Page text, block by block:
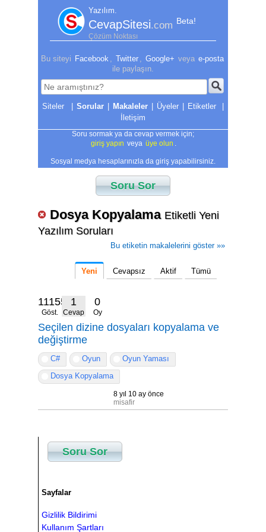
Yazılım.
CevapSitesi.com Beta!
Çözüm Noktası
Bu siteyi Facebook Twitter Google+ veya e-posta
ile paylaşın.
| Sorular | Makaleler | Üyeler | Etiketler
|
İletişim
Soru sormak ya da cevap vermek için;
giriş yapın veya üye olun
Sosyal medya hesaplarınızla da giriş yapabilirsiniz.
Soru Sor
Dosya Kopyalama Etiketli Yeni
Yazılım Soruları
Bu etiketin makalelerini göster »»
Yeni Cevapsız Aktif Tümü
11155
Göst.
1
Cevap
0
Oy
Seçilen dizine dosyaları kopyalama ve
değiştirme
C# Oyun
Oyun Yaması
Dosya Kopyalama
8 yıl 10 ay önce
misafir
Soru Sor
Sayfalar
Gizlilik Bildirimi
Kullanım Şartları